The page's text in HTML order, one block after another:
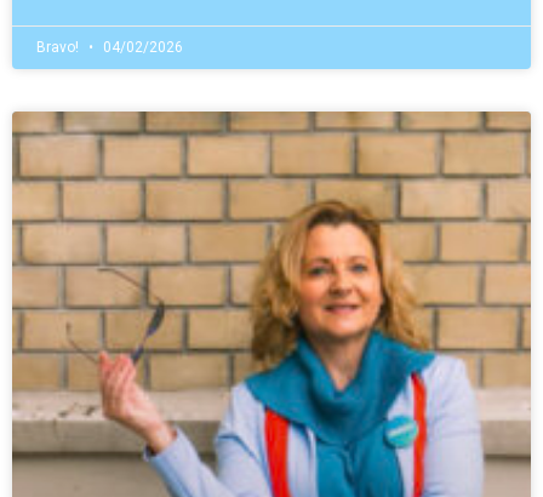
Bravo! 04/02/2026